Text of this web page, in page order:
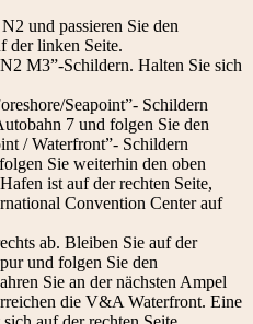
und passieren Sie den
der linken Seite.
M3”-Schildern. Halten Sie sich
Seapoint”- Schildern
7 und folgen Sie den
/ Waterfront”- Schildern
Sie weiterhin den oben
ist auf der rechten Seite,
Convention Center auf
ab. Bleiben Sie auf der
und folgen Sie den
Sie an der nächsten Ampel
die V&A Waterfront. Eine